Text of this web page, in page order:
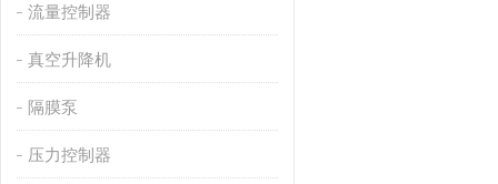
流量控制器
真空升降机
隔膜泵
压力控制器